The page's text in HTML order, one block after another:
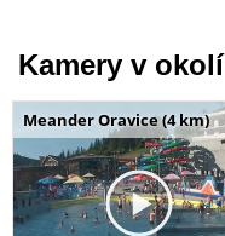
Kamery v okolí
Meander Oravice (4 km)